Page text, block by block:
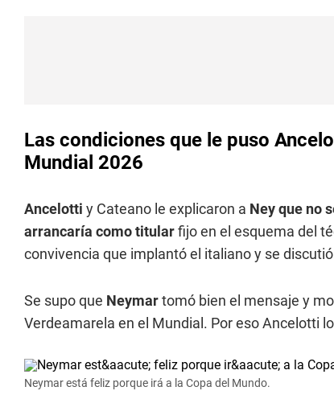
Las condiciones que le puso
Mundial 2026
Ancelotti y Cateano le explicaron a Ney que no
arrancaría como titularfijo en el esquema del
convivencia que implantó el italiano y se
Se supo que Neymartomó bien el mensaje y
Verdeamarela en el Mundial. Por eso Ancelotti
Neymar está feliz porque irá a la Copa del Mundo.